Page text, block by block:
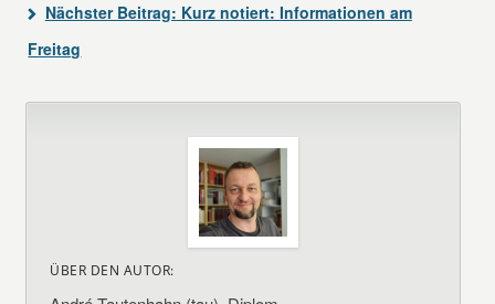
Nächster Beitrag: Kurz notiert: Informationen am
Freitag
ÜBER DEN AUTOR: